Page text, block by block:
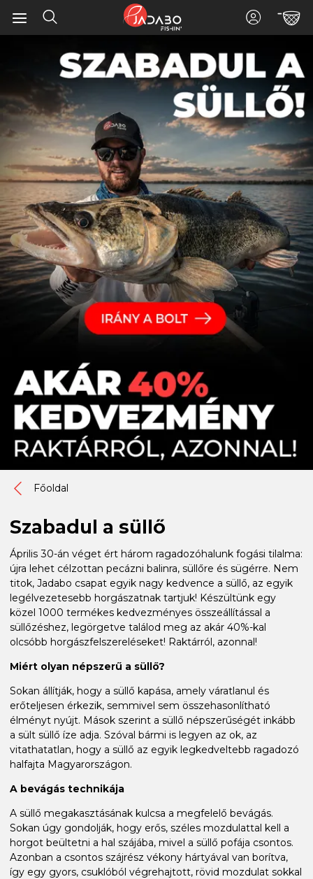
Főoldal
Szabadul a süllő
Április 30-án véget ért három ragadozóhalunk fogási tilalma:
újra lehet célzottan pecázni balinra, süllőre és sügérre. Nem
titok, Jadabo csapat egyik nagy kedvence a süllő, az egyik
legélvezetesebb horgászatnak tartjuk! Készültünk egy
közel 1000 termékes kedvezményes összeállítással a
süllőzéshez, legörgetve találod meg az akár 40%-kal
olcsóbb horgászfelszereléseket! Raktárról, azonnal!
Miért olyan népszerű a süllő?
Sokan állítják, hogy a süllő kapása, amely váratlanul és
erőteljesen érkezik, semmivel sem összehasonlítható
élményt nyújt. Mások szerint a süllő népszerűségét inkább
a sült süllő íze adja. Szóval bármi is legyen az ok, az
vitathatatlan, hogy a süllő az egyik legkedveltebb ragadozó
halfajta Magyarországon.
A bevágás technikája
A süllő megakasztásának kulcsa a megfelelő bevágás.
Sokan úgy gondolják, hogy erős, széles mozdulattal kell a
horgot beültetni a hal szájába, mivel a süllő pofája csontos.
Azonban a csontos szájrész vékony hártyával van borítva,
így egy gyors, csuklóból végrehajtott, rövid mozdulat sokkal